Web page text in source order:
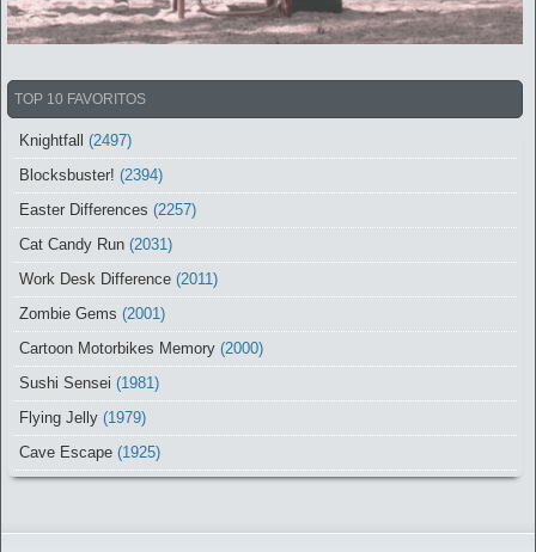
TOP 10 FAVORITOS
Knightfall (2497)
Blocksbuster! (2394)
Easter Differences (2257)
Cat Candy Run (2031)
Work Desk Difference (2011)
Zombie Gems (2001)
Cartoon Motorbikes Memory (2000)
Sushi Sensei (1981)
Flying Jelly (1979)
Cave Escape (1925)